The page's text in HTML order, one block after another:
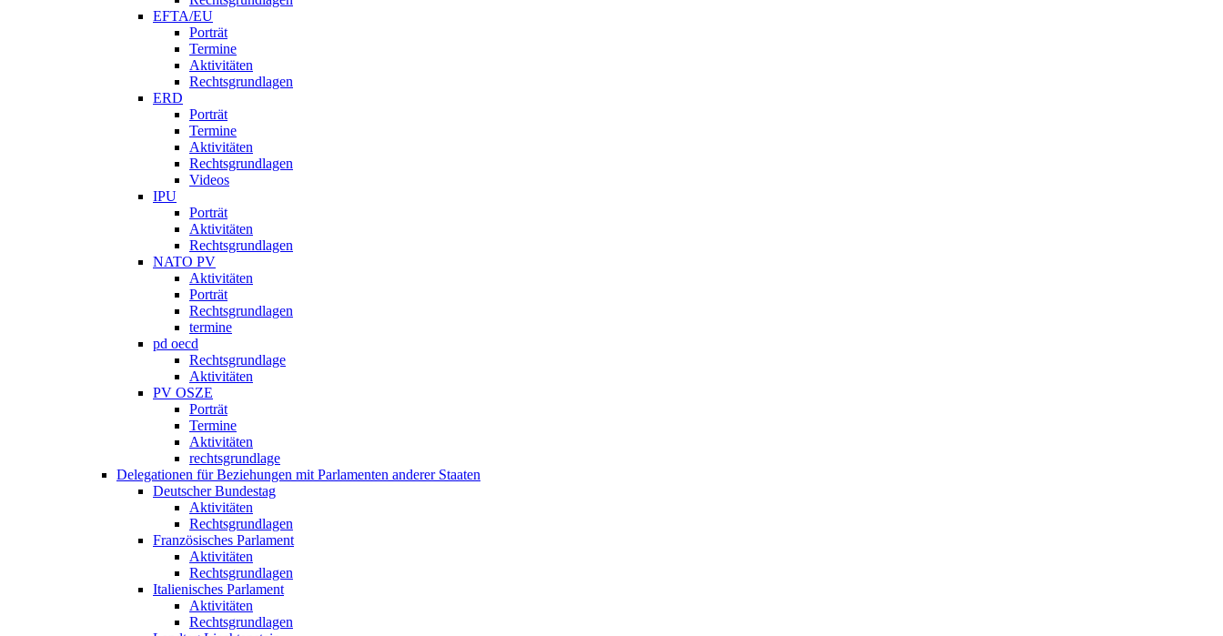
EFTA/EU
Porträt
Termine
Aktivitäten
Rechtsgrundlagen
ERD
Porträt
Termine
Aktivitäten
Rechtsgrundlagen
Videos
IPU
Porträt
Aktivitäten
Rechtsgrundlagen
NATO PV
Aktivitäten
Porträt
Rechtsgrundlagen
termine
pd oecd
Rechtsgrundlage
Aktivitäten
PV OSZE
Porträt
Termine
Aktivitäten
rechtsgrundlage
Delegationen für Beziehungen mit Parlamenten anderer Staaten
Deutscher Bundestag
Aktivitäten
Rechtsgrundlagen
Französisches Parlament
Aktivitäten
Rechtsgrundlagen
Italienisches Parlament
Aktivitäten
Rechtsgrundlagen